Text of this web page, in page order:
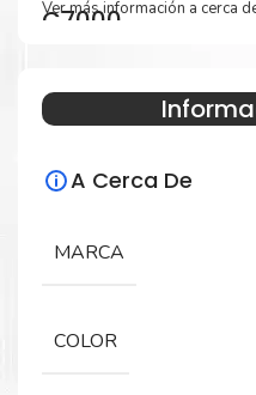
C7000
Especificaciones
Para impresoras:
C7000.
Ver más información a cerca
A Cerca De
MARCA
COLOR